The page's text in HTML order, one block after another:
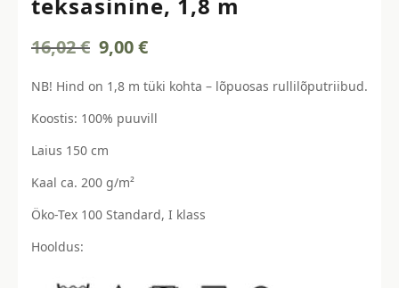
16,02€ Algne
hind
oli:
9,00€Current
is:
NB! Hind on 1,8 m tüki kohta – lõpuosas rullilõputriibud.
Koostis: 100% puuvill
Laius 150 cm
Kaal ca. 200 g/m²
Öko-Tex 100 Standard, I klass
Hooldus: